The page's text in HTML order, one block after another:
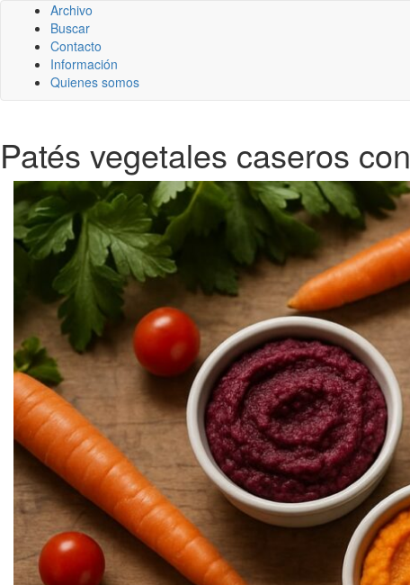
Archivo
Buscar
Contacto
Información
Quienes somos
Patés vegetales caseros